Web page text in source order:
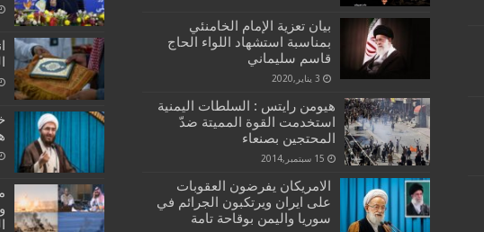
بيان تعزية الإمام الخامنئي
بمناسبة استشهاد اللواء الحاج
قاسم سليماني
3 يناير,2020
هيومن رايتس : السلطات اليمنية
استخدمت القوة المميتة ضدّ
المحتجين بصنعاء
15 سبتمبر,2014
الامريكان يفرضون العقوبات
على ايران ويرتكبون الجرائم في
سوريا واليمن بوقاحة تامة